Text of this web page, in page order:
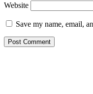
Website
Save my name, email,